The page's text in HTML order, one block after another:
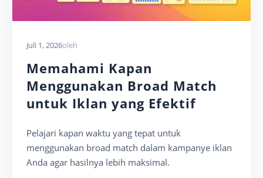
Juli 1, 2026oleh
Memahami Kapan
Menggunakan Broad Match
untuk Iklan yang Efektif
Pelajari kapan waktu yang tepat untuk
menggunakan broad match dalam kampanye iklan
Anda agar hasilnya lebih maksimal.